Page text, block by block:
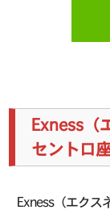
Exness（
セント口
Exness（エクス